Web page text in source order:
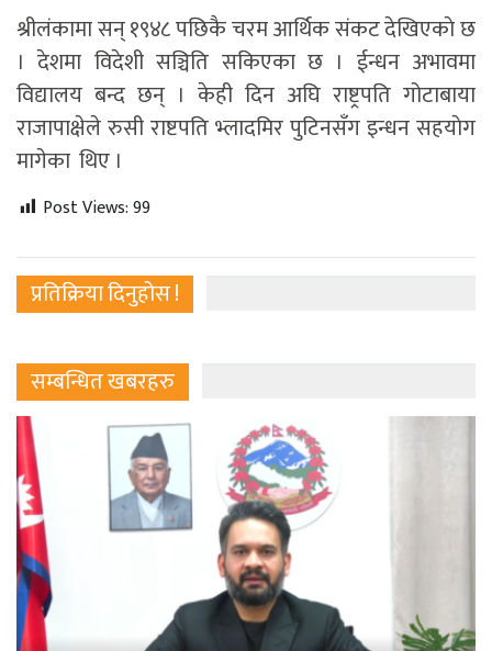
श्रीलंकामा सन् १९४८ पछिकै चरम आर्थिक संकट देखिएकाे छ
। देशमा विदेशी सञ्चिति सकिएका छ । ईन्धन अभावमा
विद्यालय बन्द छन् । केही दिन अघि राष्ट्रपति गोटाबाया
राजापाक्षेले रुसी राष्टपति भ्लादमिर पुटिनसँग इन्धन सहयाेग
मागेका थिए ।
Post Views:99
प्रतिक्रिया दिनुहोस !
सम्बन्धित खबरहरु